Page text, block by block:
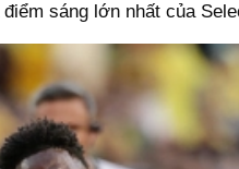
sáng lớn nhất của